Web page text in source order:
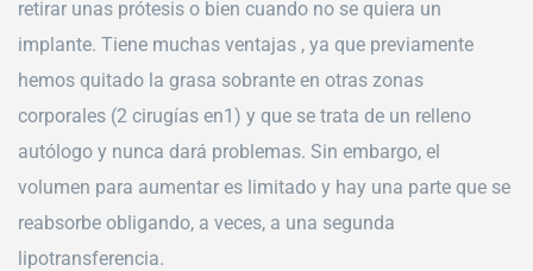
retirar unas prótesis o bien cuando no se quiera un
implante. Tiene muchas ventajas , ya que previamente
hemos quitado la grasa sobrante en otras zonas
corporales (2 cirugías en1) y que se trata de un relleno
autólogo y nunca dará problemas. Sin embargo, el
volumen para aumentar es limitado y hay una parte que se
reabsorbe obligando, a veces, a una segunda
lipotransferencia.